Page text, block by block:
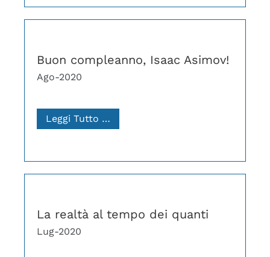
Buon compleanno, Isaac Asimov!
Ago-2020
Leggi Tutto …
La realtà al tempo dei quanti
Lug-2020